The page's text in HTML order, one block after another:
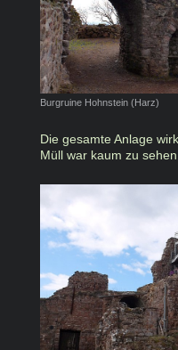
Burgruine Hohnstein (Harz)
Die gesamte Anlage
Müll war kaum zu sehen.